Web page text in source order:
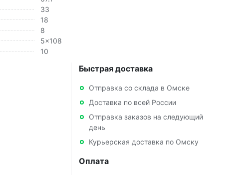
33
18
8
5x108
10
Быстрая доставка
Отправка со склада в Омске
Доставка по всей России
Отправка заказов на следующий
день
Курьерская доставка по Омску
Оплата